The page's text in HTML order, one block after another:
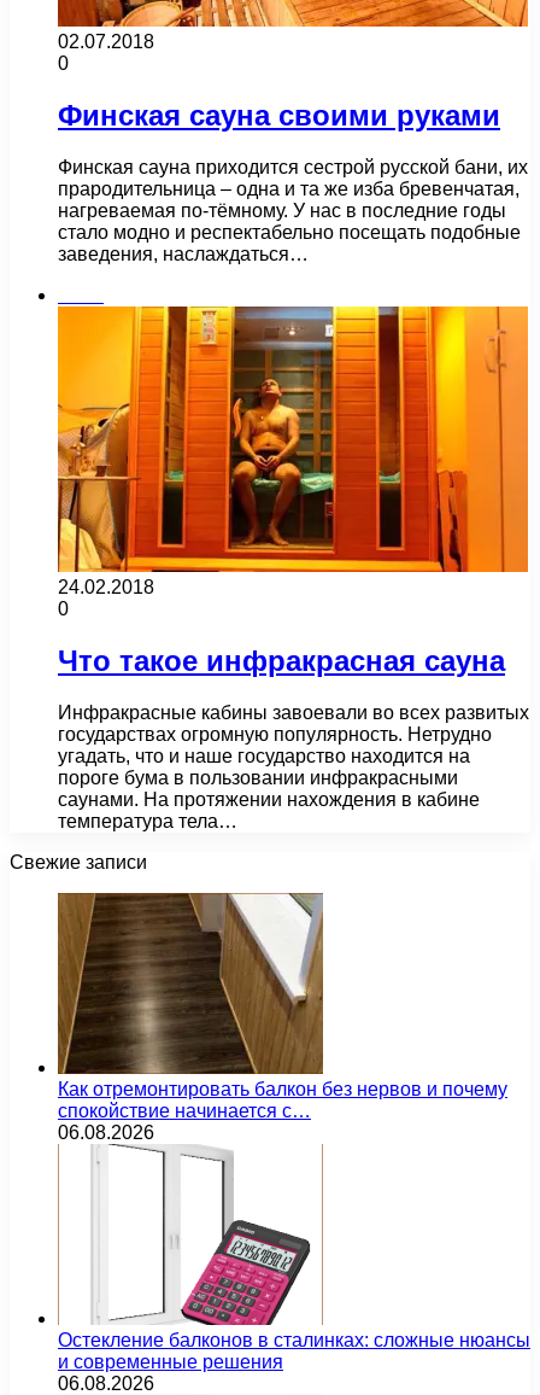
02.07.2018
0
Финская сауна своими руками
Финская сауна приходится сестрой русской бани, их
прародительница – одна и та же изба бревенчатая,
нагреваемая по-тёмному. У нас в последние годы
стало модно и респектабельно посещать подобные
заведения, наслаждаться…
24.02.2018
0
Что такое инфракрасная сауна
Инфракрасные кабины завоевали во всех развитых
государствах огромную популярность. Нетрудно
угадать, что и наше государство находится на
пороге бума в пользовании инфракрасными
саунами. На протяжении нахождения в кабине
температура тела…
Свежие записи
Как отремонтировать балкон без нервов и почему
спокойствие начинается с…
06.08.2026
Остекление балконов в сталинках: сложные нюансы
и современные решения
06.08.2026